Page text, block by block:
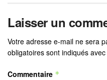
Laisser un
Votre adresse e-mail ne sera
obligatoires sont indiqués avec
Commentaire *